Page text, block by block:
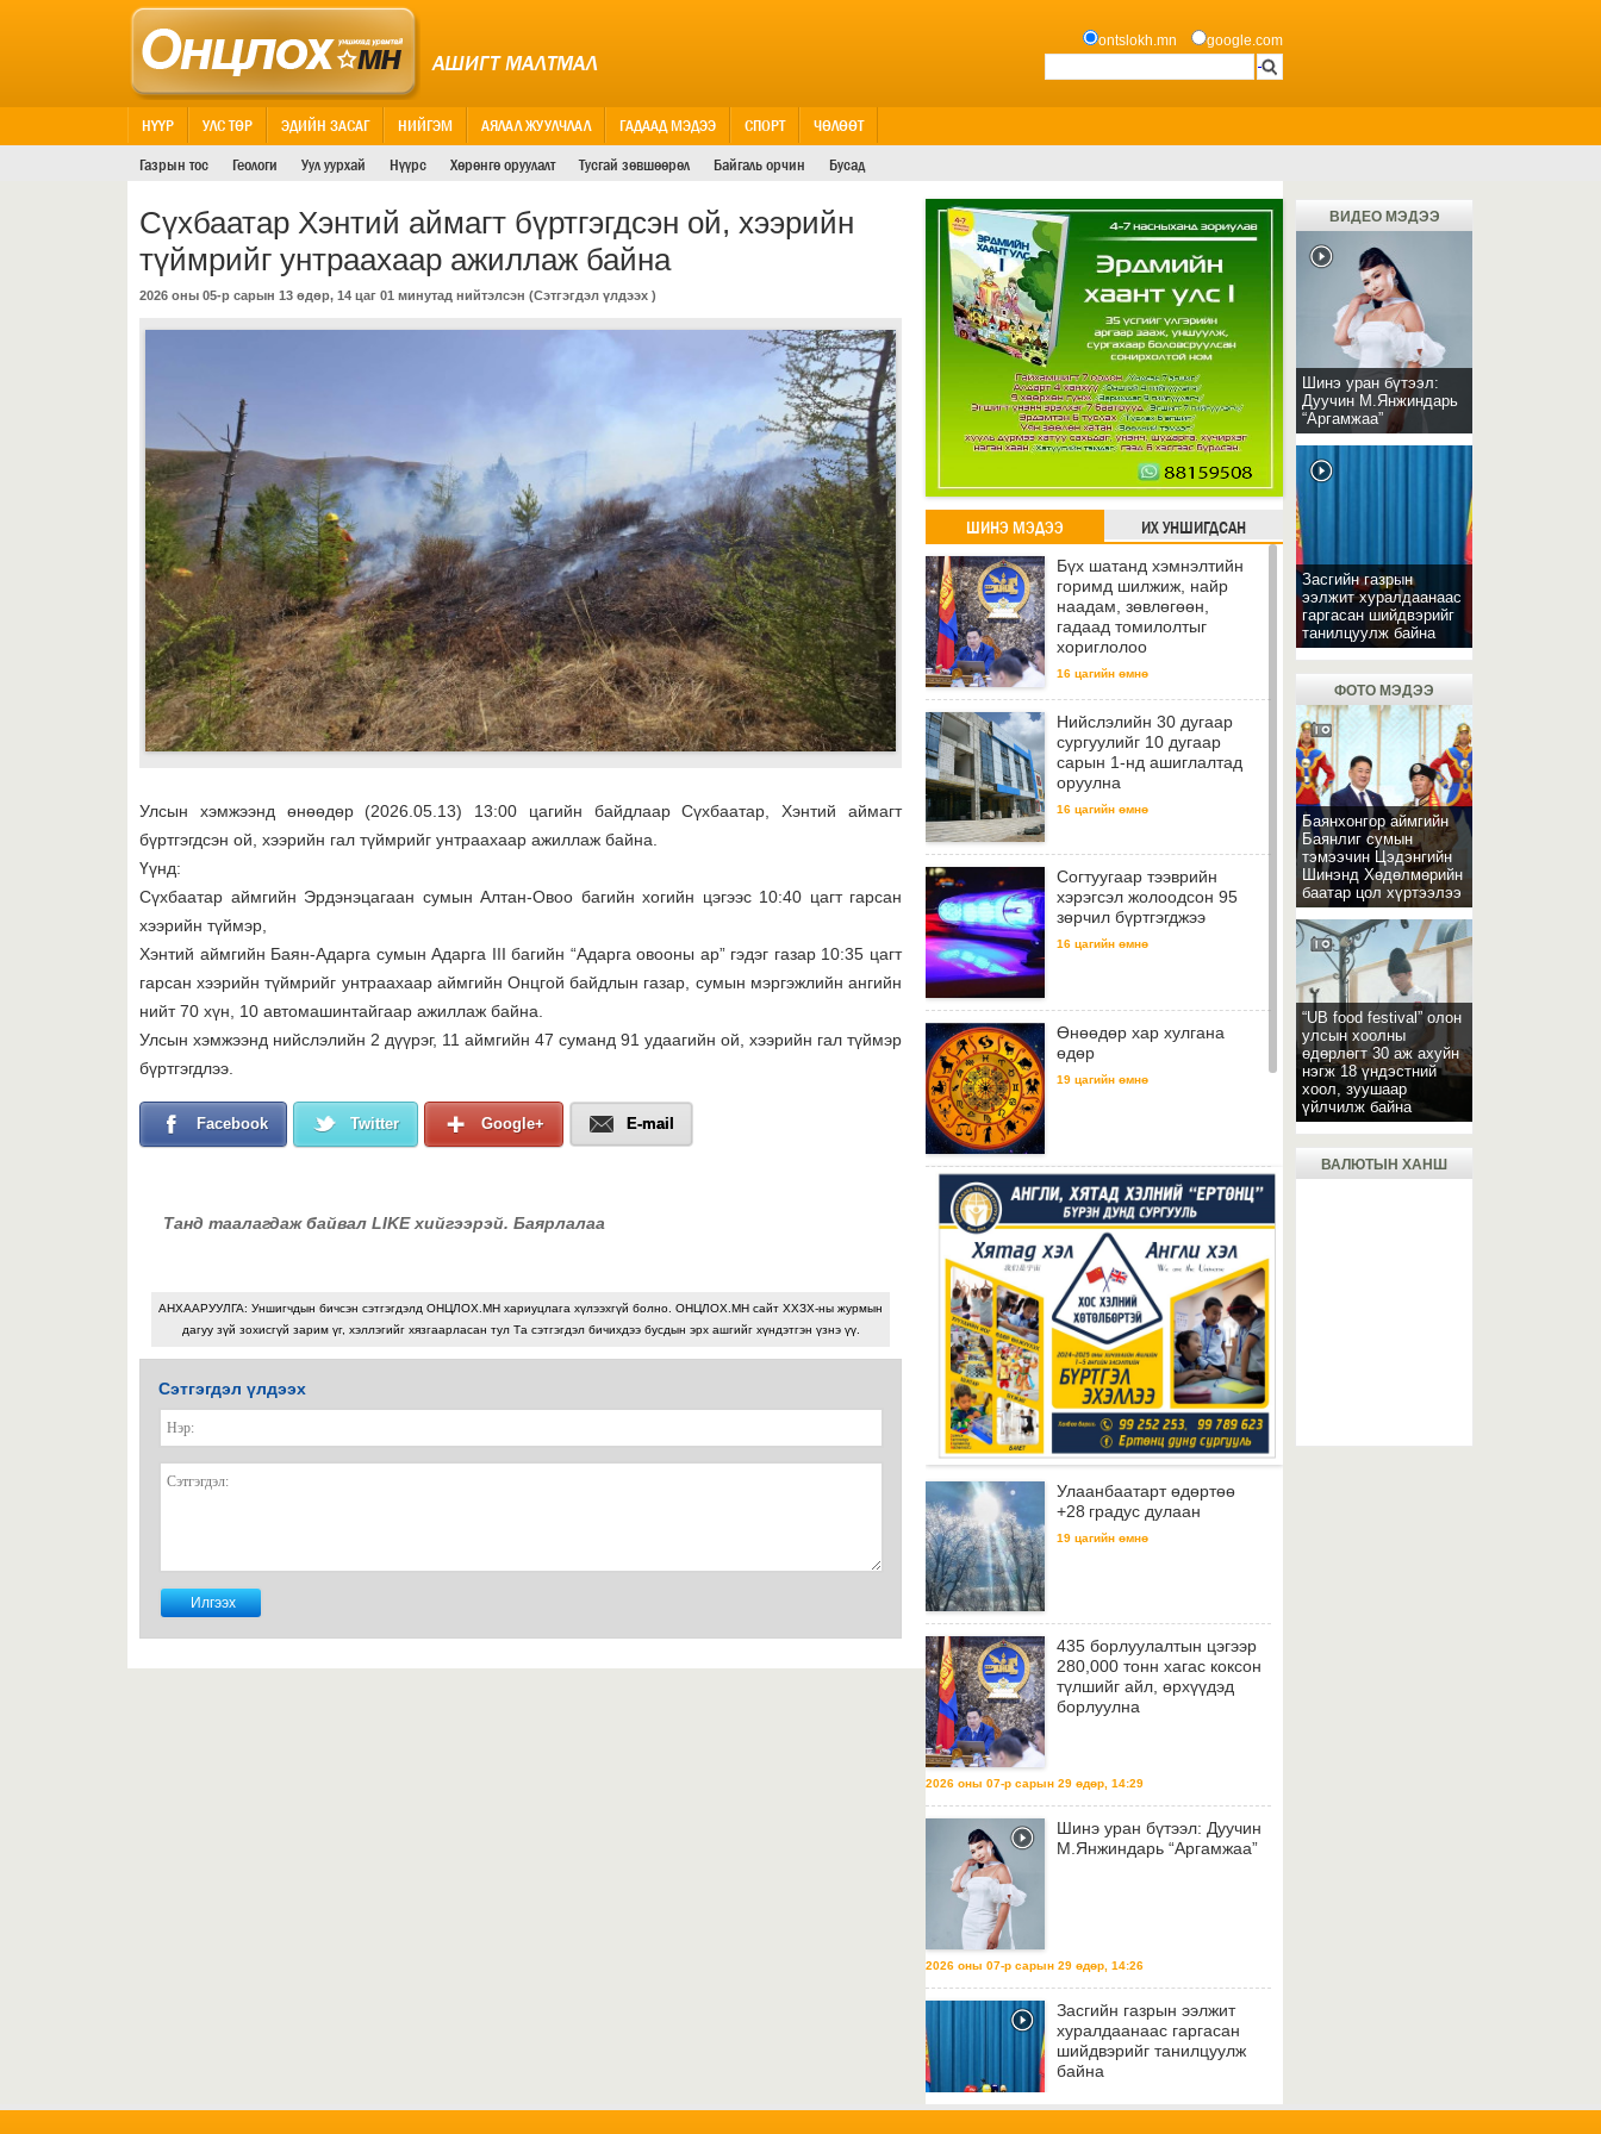
АШИГТ МАЛТМАЛ
ontslokh.mn google.com
НҮҮР УЛС ТӨР ЭДИЙН ЗАСАГ НИЙГЭМ АЯЛАЛ ЖУУЛЧЛАЛ ГАДААД МЭДЭЭ СПОРТ
ЧӨЛӨӨТ
Газрын тос
Геологи Уул уурхай Нүүрс Хөрөнгө оруулалт Тусгай зөвшөөрөл Байгаль орчин Бусад
Сүхбаатар Хэнтий аймагт бүртгэгдсэн ой, хээрийн
түймрийг унтраахаар ажиллаж байна
2026 оны 05-р сарын 13 өдөр, 14 цаг 01 минутад нийтэлсэн (Сэтгэгдэл үлдээх )
Улсын хэмжээнд өнөөдөр (2026.05.13) 13:00 цагийн байдлаар Сүхбаатар, Хэнтий аймагт
бүртгэгдсэн ой, хээрийн гал түймрийг унтраахаар ажиллаж байна.
Үүнд:
Сүхбаатар аймгийн Эрдэнэцагаан сумын Алтан-Овоо багийн хогийн цэгээс 10:40 цагт гарсан
хээрийн түймэр,
Хэнтий аймгийн Баян-Адарга сумын Адарга III багийн “Адарга овооны ар” гэдэг газар 10:35 цагт
гарсан хээрийн түймрийг унтраахаар аймгийн Онцгой байдлын газар, сумын мэргэжлийн ангийн
нийт 70 хүн, 10 автомашинтайгаар ажиллаж байна.
Улсын хэмжээнд нийслэлийн 2 дүүрэг, 11 аймгийн 47 суманд 91 удаагийн ой, хээрийн гал түймэр
бүртгэгдлээ.
Facebook Twitter Google+ E-mail
Танд таалагдаж байвал LIKE хийгээрэй. Баярлалаа
АНХААРУУЛГА: Уншигчдын бичсэн сэтгэгдэлд ОНЦЛОХ.МН хариуцлага хүлээхгүй болно. ОНЦЛОХ.МН сайт ХХЗХ-ны журмын
дагуу зүй зохисгүй зарим үг, хэллэгийг хязгаарласан тул Та сэтгэгдэл бичихдээ бусдын эрх ашгийг хүндэтгэн үзнэ үү.
Сэтгэгдэл үлдээх
ШИНЭ МЭДЭЭ ИХ УНШИГДСАН
Бүх шатанд хэмнэлтийн
горимд шилжиж, найр
наадам, зөвлөгөөн,
гадаад томилолтыг
хориглолоо
16 цагийн өмнө
Нийслэлийн 30 дугаар
сургуулийг 10 дугаар
сарын 1-нд ашиглалтад
оруулна
16 цагийн өмнө
Согтуугаар тээврийн
хэрэгсэл жолоодсон 95
зөрчил бүртгэгджээ
16 цагийн өмнө
Өнөөдөр хар хулгана
өдөр
19 цагийн өмнө
Улаанбаатарт өдөртөө
+28 градус дулаан
19 цагийн өмнө
435 борлуулалтын цэгээр
280,000 тонн хагас коксон
түлшийг айл, өрхүүдэд
борлуулна
2026 оны 07-р сарын 29 өдөр, 14:29
Шинэ уран бүтээл: Дуучин
М.Янжиндарь “Аргамжаа”
2026 оны 07-р сарын 29 өдөр, 14:26
Засгийн газрын ээлжит
хуралдаанаас гаргасан
шийдвэрийг танилцуулж
байна
ВИДЕО МЭДЭЭ
Шинэ уран бүтээл:
Дуучин М.Янжиндарь
“Аргамжаа”
Засгийн газрын
ээлжит хуралдаанаас
гаргасан шийдвэрийг
танилцуулж байна
ФОТО МЭДЭЭ
Баянхонгор аймгийн
Баянлиг сумын
тэмээчин Цэдэнгийн
Шинэнд Хөдөлмөрийн
баатар цол хүртээлээ
“UB food festival” олон
улсын хоолны
өдөрлөгт 30 аж ахуйн
нэгж 18 үндэстний
хоол, зуушаар
үйлчилж байна
ВАЛЮТЫН ХАНШ